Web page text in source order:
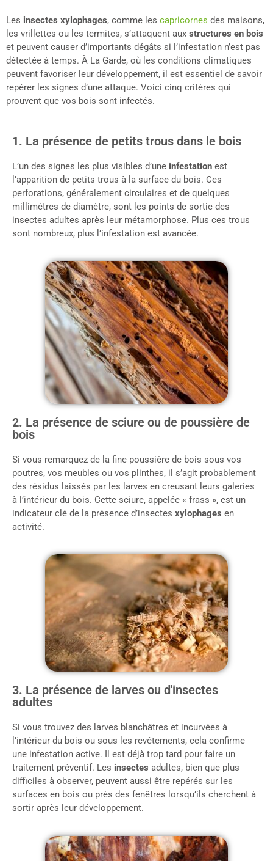
Les insectes xylophages, comme les capricornes des maisons,
les vrillettes ou les termites, s’attaquent aux structures en bois
et peuvent causer d’importants dégâts si l’infestation n’est pas
détectée à temps. À La Garde, où les conditions climatiques
peuvent favoriser leur développement, il est essentiel de savoir
repérer les signes d’une attaque. Voici cinq critères qui
prouvent que vos bois sont infectés.
1. La présence de petits trous dans le bois
L’un des signes les plus visibles d’une infestation est
l’apparition de petits trous à la surface du bois. Ces
perforations, généralement circulaires et de quelques
millimètres de diamètre, sont les points de sortie des
insectes adultes après leur métamorphose. Plus ces trous
sont nombreux, plus l’infestation est avancée.
2. La présence de sciure ou de poussière de
bois
Si vous remarquez de la fine poussière de bois sous vos
poutres, vos meubles ou vos plinthes, il s’agit probablement
des résidus laissés par les larves en creusant leurs galeries
à l’intérieur du bois. Cette sciure, appelée « frass », est un
indicateur clé de la présence d’insectes xylophages en
activité.
3. La présence de larves ou d'insectes
adultes
Si vous trouvez des larves blanchâtres et incurvées à
l’intérieur du bois ou sous les revêtements, cela confirme
une infestation active. Il est déjà trop tard pour faire un
traitement préventif. Les insectes adultes, bien que plus
difficiles à observer, peuvent aussi être repérés sur les
surfaces en bois ou près des fenêtres lorsqu’ils cherchent à
sortir après leur développement.